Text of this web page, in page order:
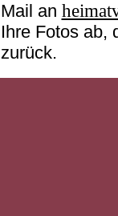
Mail an
Ihre Fotos ab,
zurück.